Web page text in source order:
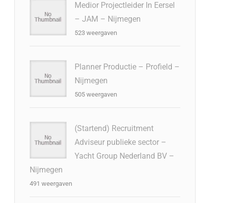
Medior Projectleider In Eersel
– JAM – Nijmegen
523 weergaven
Planner Productie – Profield –
Nijmegen
505 weergaven
(Startend) Recruitment
Adviseur publieke sector –
Yacht Group Nederland BV –
Nijmegen
491 weergaven